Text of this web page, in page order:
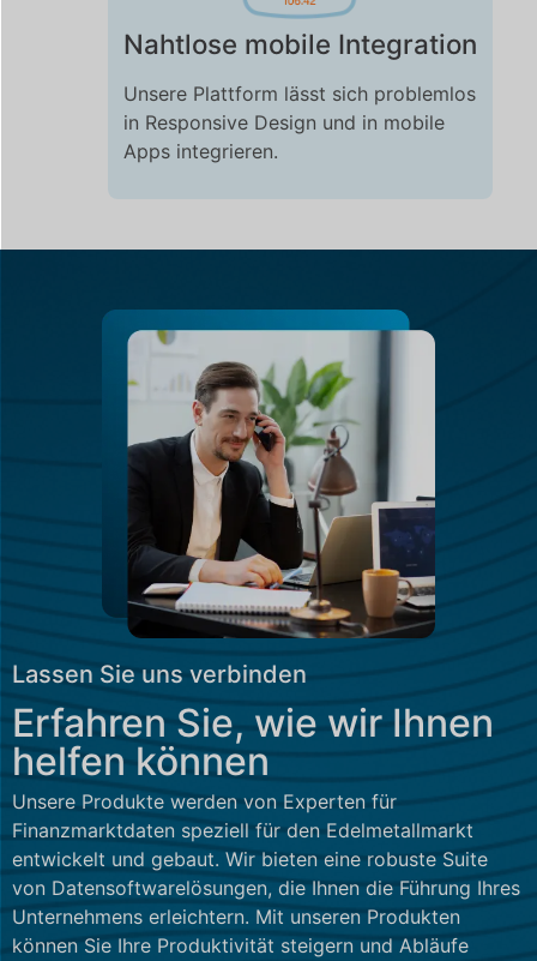
Nahtlose mobile Integration
Unsere Plattform lässt sich problemlos
in Responsive Design und in mobile
Apps integrieren.
Lassen Sie uns verbinden
Erfahren Sie, wie wir Ihnen
helfen können
Unsere Produkte werden von Experten für
Finanzmarktdaten speziell für den Edelmetallmarkt
entwickelt und gebaut. Wir bieten eine robuste Suite
von Datensoftwarelösungen, die Ihnen die Führung Ihres
Unternehmens erleichtern. Mit unseren Produkten
können Sie Ihre Produktivität steigern und Abläufe